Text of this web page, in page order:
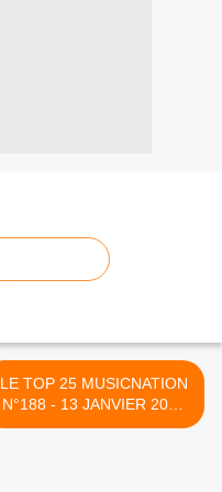
LE TOP 25 MUSICNATION
N°188 - 13 JANVIER 2019
>